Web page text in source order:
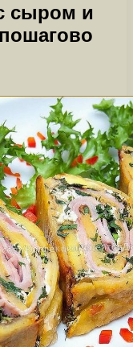
сыром и